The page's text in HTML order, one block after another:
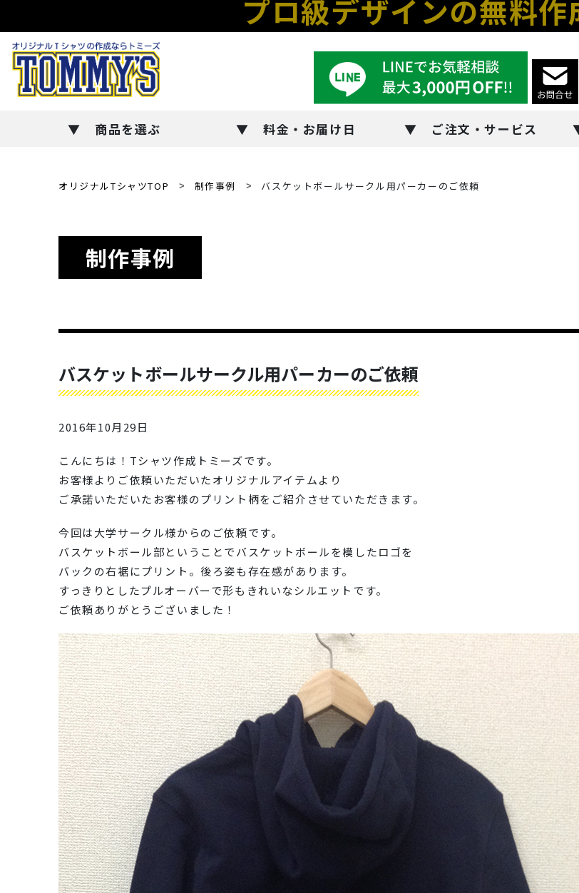
プロ級デザインの無料作
商品を選ぶ
料金・お届け日 ご注文・サービス
オリジナルTシャツTOP 制作事例 バスケットボールサークル用パーカーのご依頼
制作事例
バスケットボールサークル用パーカーのご依頼
2016年10月29日
こんにちは！Tシャツ作成トミーズです。
お客様よりご依頼いただいたオリジナルアイテムより
ご承諾いただいたお客様のプリント柄をご紹介させていただきます。
今回は大学サークル様からのご依頼です。
バスケットボール部ということでバスケットボールを模したロゴを
バックの右裾にプリント。後ろ姿も存在感があります。
すっきりとしたプルオーバーで形もきれいなシルエットです。
ご依頼ありがとうございました！